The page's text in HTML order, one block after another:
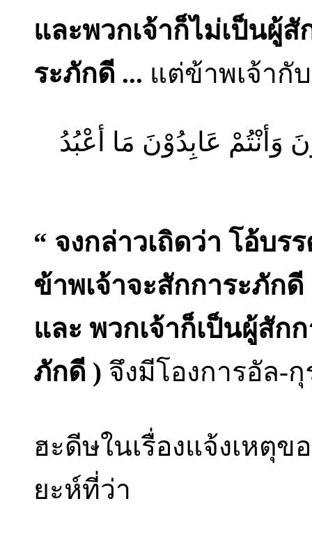
และพวกเจ้าก็ไม่เป็นผู้
ระภักดี ... แต่ข้าพเจ้ากั
وَأنْتُمْ عَابِدُوْنَ مَا أعْبُدُ
“ จงกล่าวเถิดว่า โอ้บ
ข้าพเจ้าจะสักการะภัก
และ พวกเจ้าก็เป็นผู้สัก
ภักดี ) จึงมีโองการอัล-
ฮะดีษในเรื่องแจ้งเหตุ
ยะห์ที่ว่า